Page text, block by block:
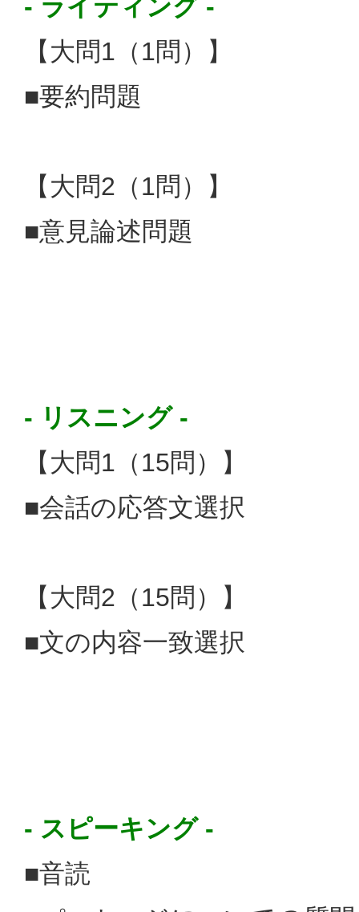
- ライティング -
【大問1（1問）】
■要約問題
【大問2（1問）】
■意見論述問題
- リスニング -
【大問1（15問）】
■会話の応答文選択
【大問2（15問）】
■文の内容一致選択
- スピーキング -
■音読